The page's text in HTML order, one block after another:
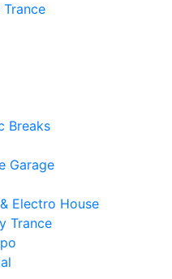
Breaks
Garage
Electro House
Trance